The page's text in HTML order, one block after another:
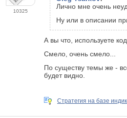
10325
Лично мне очень
Ну или в описании
А вы что, используете
Смело, очень смело...
По существу темы же -
будет видно.
Стратегия на базе